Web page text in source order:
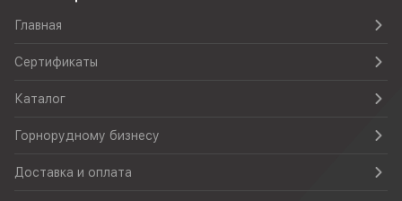
Главная
Сертификаты
Каталог
Горнорудному бизнесу
Доставка и оплата